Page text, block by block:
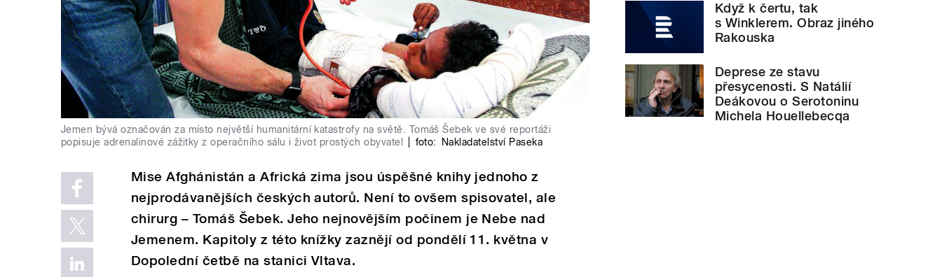
Jemen bývá označován za místo největší humanitární katastrofy na světě. Tomáš Šebek ve své reportáži
popisuje adrenalinové zážitky z operačního sálu i život prostých obyvatel
foto: Nakladatelství Paseka
Mise Afghánistán a Africká zima jsou úspěšné knihy jednoho z
nejprodávanějších českých autorů. Není to ovšem spisovatel, ale
chirurg – Tomáš Šebek. Jeho nejnovějším počinem je Nebe nad
Jemenem. Kapitoly z této knížky zaznějí od pondělí 11. května v
Dopolední četbě na stanici Vltava.
Když k čertu, tak
s Winklerem. Obraz jiného
Rakouska
Deprese ze stavu
přesycenosti. S Natálií
Deákovou o Serotoninu
Michela Houellebecqa